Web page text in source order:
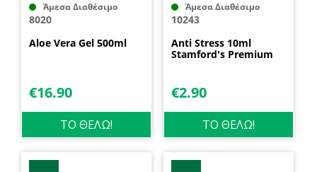
Άμεσα Διαθέσιμο
8020
Aloe Vera Gel 500ml
€16.90
ΤΟ ΘΕΛΩ!
Άμεσα Διαθέσιμο
10243
Anti Stress 10ml
Stamford's Premium
€2.90
ΤΟ ΘΕΛΩ!